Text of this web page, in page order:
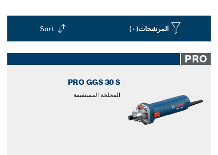
المرشحات(٠) Sort
closed
PRO
PRO GGS 30 S
المجلخة المستقيمة